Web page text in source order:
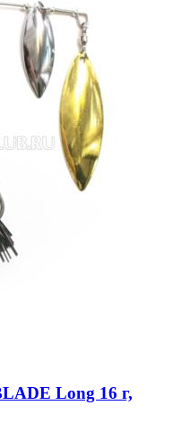
Long 16 г,